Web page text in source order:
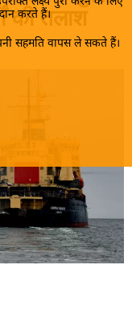
करते हैं।
सहमति वापस ले सकते हैं।
तलाश